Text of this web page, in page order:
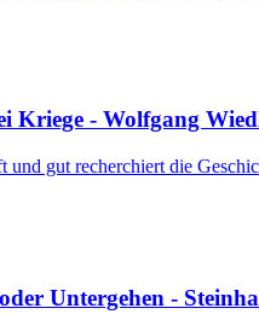
Kriege - Wolfgang
und gut recherchiert die
Untergehen -